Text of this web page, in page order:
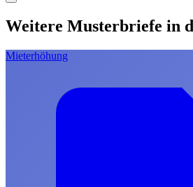
Weitere Musterbriefe in
Mieterhöhung